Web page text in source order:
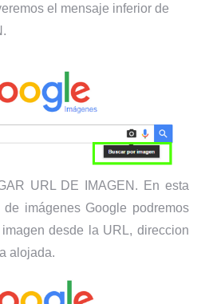
el mensaje inferior de
URL DE IMAGEN. En esta
imágenes Google podremos
desde la URL, direccion
alojada.